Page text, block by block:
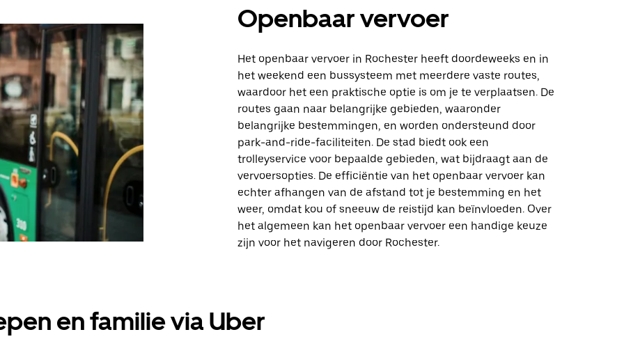
Openbaar vervoer
Het openbaar vervoer in Rochester heeft doordeweeks en in
het weekend een bussysteem met meerdere vaste routes,
waardoor het een praktische optie is om je te verplaatsen. De
routes gaan naar belangrijke gebieden, waaronder
belangrijke bestemmingen, en worden ondersteund door
park-and-ride-faciliteiten. De stad biedt ook een
trolleyservice voor bepaalde gebieden, wat bijdraagt aan de
vervoersopties. De efficiëntie van het openbaar vervoer kan
echter afhangen van de afstand tot je bestemming en het
weer, omdat kou of sneeuw de reistijd kan beïnvloeden. Over
het algemeen kan het openbaar vervoer een handige keuze
zijn voor het navigeren door Rochester.
en familie via Uber